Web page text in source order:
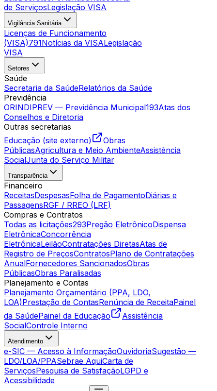
de ServiçosLegislação VISA
Vigilância Sanitária
Licenças de Funcionamento
(VISA)791Notícias da VISALegislação
VISA
Setores
Saúde
Secretaria da SaúdeRelatórios da Saúde
Previdência
ORINDIPREV — Previdência Municipal193Atas dos
Conselhos e Diretoria
Outras secretarias
Educação (site externo)
Obras
PúblicasAgricultura e Meio AmbienteAssistência
SocialJunta do Serviço Militar
Transparência
Financeiro
ReceitasDespesasFolha de PagamentoDiárias e
PassagensRGF / RREO (LRF)
Compras e Contratos
Todas as licitações293Pregão EletrônicoDispensa
EletrônicaConcorrência
EletrônicaLeilãoContratações DiretasAtas de
Registro de PreçosContratosPlano de Contratações
AnualFornecedores SancionadosObras
PúblicasObras Paralisadas
Planejamento e Contas
Planejamento Orçamentário (PPA, LDO,
LOA)Prestação de ContasRenúncia de ReceitaPainel
da SaúdePainel da Educação
Assistência
SocialControle Interno
Atendimento
e-SIC — Acesso à InformaçãoOuvidoriaSugestão —
LDO/LOA/PPASebrae AquiCarta de
ServiçosPesquisa de SatisfaçãoLGPD e
Acessibilidade